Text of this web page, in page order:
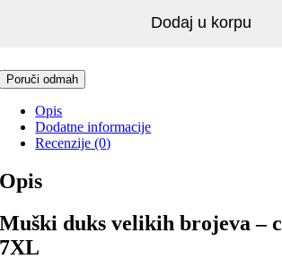
Dodaj u korpu
Poruči odmah
Opis
Dodatne informacije
Recenzije (0)
Opis
Muški duks velikih brojeva –
7XL